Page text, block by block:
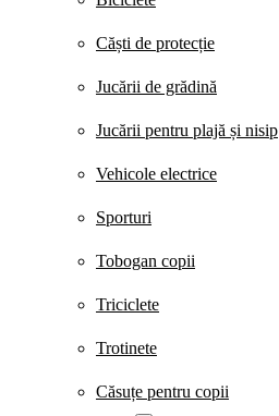
Căști de protecție
Jucării de grădină
Jucării pentru plajă și nisip
Vehicole electrice
Sporturi
Tobogan copii
Triciclete
Trotinete
Căsuțe pentru copii